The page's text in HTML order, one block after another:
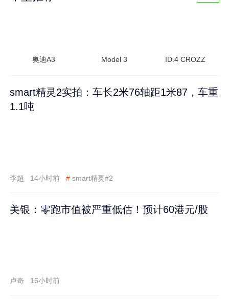
奥迪A3 Model 3 ID.4 CROZZ
smart精灵2实拍：车长2米76轴距1米87，车重
1.1吨
李超 14小时前 # smart精灵#2
美银：零跑市值被严重低估！预计60港元/股
卢奇 16小时前